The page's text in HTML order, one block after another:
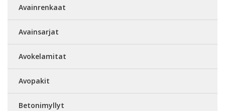
Avainrenkaat
Avainsarjat
Avokelamitat
Avopakit
Betonimyllyt